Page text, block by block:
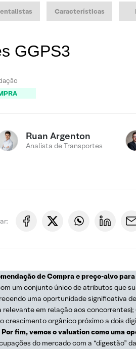
Características
GGPS3
Ruan Argenton
Analista de Transportes
de Compra e preço-alvo
um conjunto único de atributos que
uma oportunidade significativa
em relação aos concorrentes);
crescimento orgânico próximo a dois
Por fim, vemos o valuation como uma
do mercado com a “digestão”